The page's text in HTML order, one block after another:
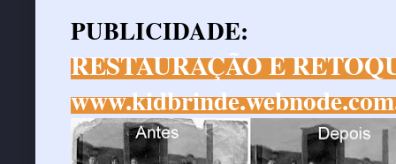
PUBLICIDADE:
RESTAURAÇÃO E